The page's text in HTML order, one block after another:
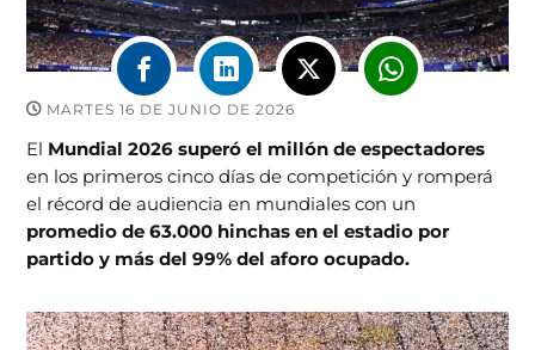
MARTES 16 DE JUNIO DE 2026
El Mundial 2026 superó el millón de espectadores
en los primeros cinco días de competición y romperá
el récord de audiencia en mundiales con un
promedio de 63.000 hinchas en el estadio por
partido y más del 99% del aforo ocupado.